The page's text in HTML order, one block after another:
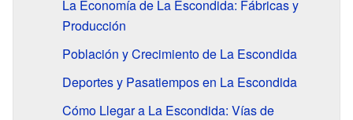
La Economía de La Escondida: Fábricas y
Producción
Población y Crecimiento de La Escondida
Deportes y Pasatiempos en La Escondida
Cómo Llegar a La Escondida: Vías de